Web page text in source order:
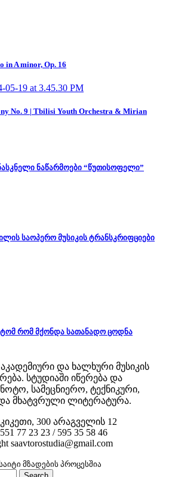
in A minor, Op. 16
No. 9 | Tbilisi Youth Orchestra & Mirian
ნაწარმოები “წუთისოფელი”
საოპერო მუსიკის ტრანსკრიფციები
რომ მქონდა სათანადო ცოდნა
და ხალხური მუსიკის
სტუდიაში იწერება და
სამეცნიერო, ტექნიკური,
მხატვრული ლიტერატურა.
კიკეთი, 300 არაგველის 12
551 77 23 23 / 595 35 58 46
saavtorostudia@gmail.com
მზადების პროცესშია